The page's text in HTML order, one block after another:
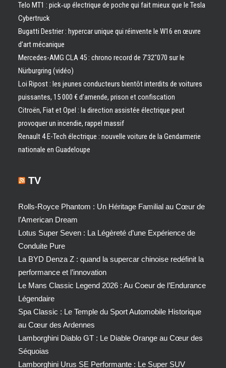
Telo MT1 : pick‑up électrique de poche qui fait mieux que le Tesla
Cybertruck
Bugatti Destrier : hypercar unique qui réinvente le W16 en œuvre
d’art mécanique
Mercedes-AMG CLA 45 : chrono record de 7’32″070 sur le
Nürburgring (vidéo)
Loi Ripost : les jeunes conducteurs bientôt interdits de voitures
puissantes, 15 000 € d’amende, prison et confiscation
Citroën, Fiat et Opel : la direction assistée électrique peut
provoquer un incendie, rappel massif
Renault 4 E-Tech électrique : nouvelle voiture de la Gendarmerie
nationale en Guadeloupe
TV
Rolls-Royce Phantom : Un Héritage Familial au Cœur de
l’American Dream
Lotus Super Seven : La Légèreté d’une Expérience de
Conduite Pure
La BYD Denza Z : quand la supercar chinoise redéfinit la
performance et l’innovation
Le Mans Classic Legend 2026 : Au Coeur de l’Endurance
Légendaire
Spa Classic : Le Temple du Sport Automobile Historique
au Cœur des Ardennes
Lamborghini Diablo GT : Le Diable Orange au Cœur des
Séquoias
Lamborghini Urus SE Performante : Le Super SUV